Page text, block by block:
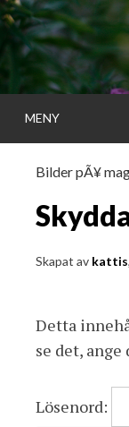
Gå
direkt
till
innehållet
MENY
Bilder pÃ¥
Skapat av kattis,
Detta
se det,
Lösenord: